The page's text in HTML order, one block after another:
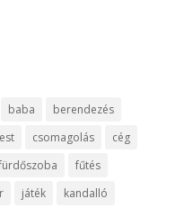
baba
berendezés
csomagolás
cég
fűtés
játék kandalló